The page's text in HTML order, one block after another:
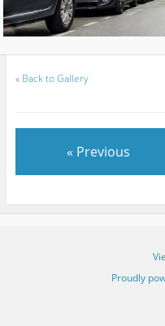
« Back to Gallery
« Previous
Proudly